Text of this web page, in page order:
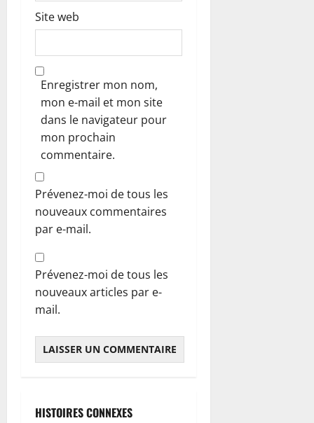
Site web
Enregistrer mon nom,
mon e-mail et mon site
dans le navigateur pour
mon prochain
commentaire.
Prévenez-moi de tous les
nouveaux commentaires
par e-mail.
Prévenez-moi de tous les
nouveaux articles par e-
mail.
HISTOIRES CONNEXES